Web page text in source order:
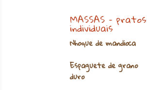
MASSAS – pratos
individuais
Nhoque de mandioca
Espaguete de grano
duro